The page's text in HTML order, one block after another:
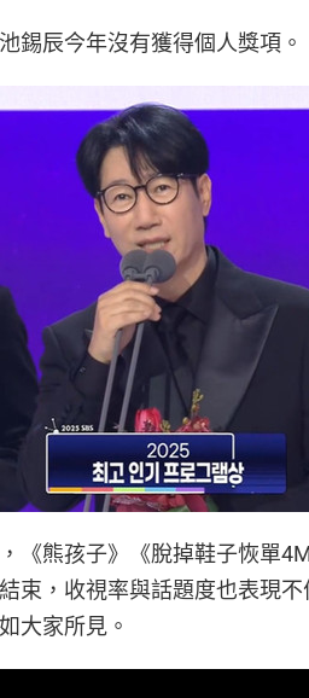
錫辰今年沒有獲得個人獎項。
《熊孩子》《脫掉鞋子恢單
束，收視率與話題度也表現
大家所見。